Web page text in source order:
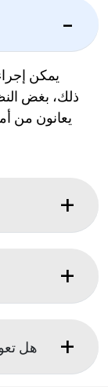
يمكن
ذلك، بغض
يعانون من
هل